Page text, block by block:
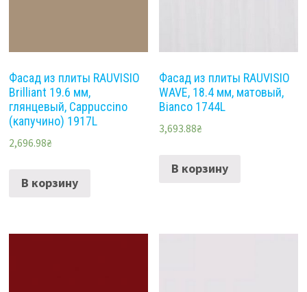
Фасад из плиты RAUVISIO
Brilliant 19.6 мм,
глянцевый, Cappuccino
(капучино) 1917L
2,696.98₴
В корзину
Фасад из плиты RAUVISIO
WAVE, 18.4 мм, матовый,
Bianco 1744L
3,693.88₴
В корзину